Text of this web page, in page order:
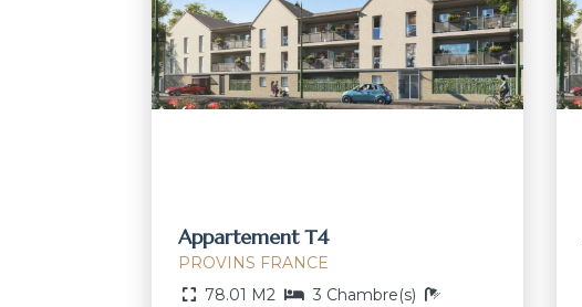
Appartement T4
PROVINS FRANCE
78.01 M2
3 Chambre(s)